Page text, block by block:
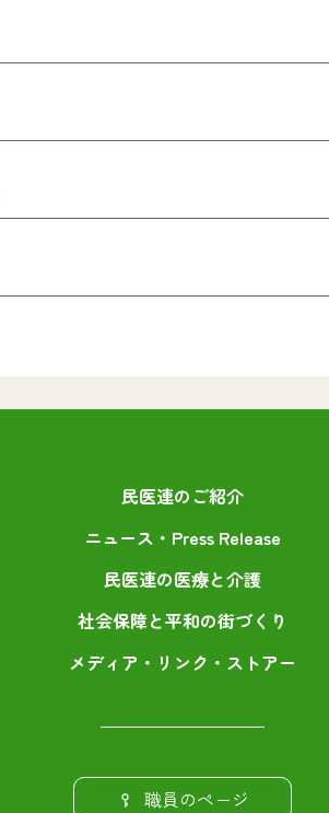
民医連のご紹介
ニュース・Press Release
民医連の医療と介護
社会保障と平和の街づくり
メディア・リンク・ストアー
職員のページ